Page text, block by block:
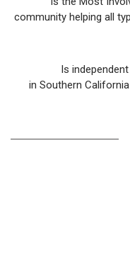
community helping all
Is
in Southern